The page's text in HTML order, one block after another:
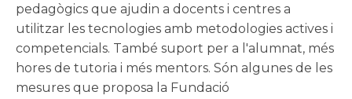
pedagògics que ajudin a docents i centres a
utilitzar les tecnologies amb metodologies actives i
competencials. També suport per a l'alumnat, més
hores de tutoria i més mentors. Són algunes de les
mesures que proposa la Fundació